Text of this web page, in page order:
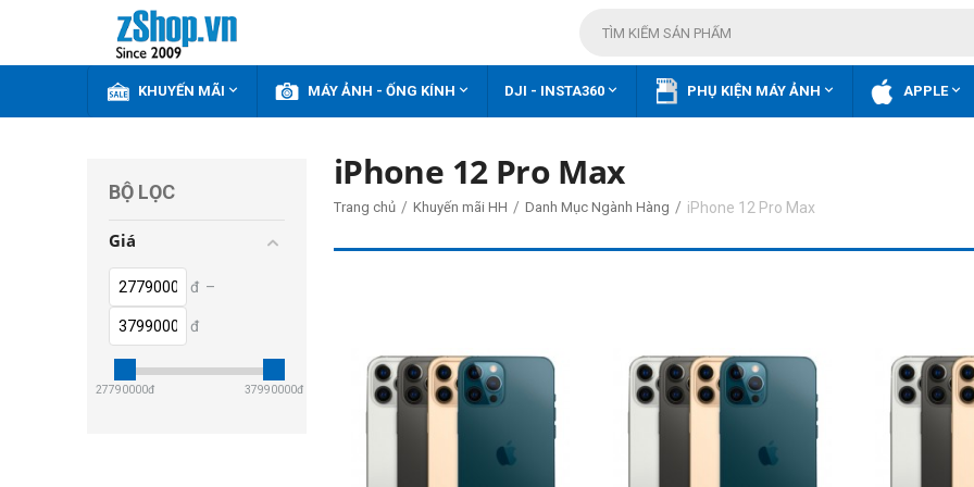
KHUYẾN MÃI  MÁY ẢNH - ỐNG KÍNH  DJI - INSTA360  PHỤ KIỆN MÁY ẢNH  APPLE
BỘ LỌC
Giá
đ –
đ
27790000đ 37990000đ
iPhone 12 Pro Max
Trang chủ / Khuyến mãi HH / Danh Mục Ngành Hàng / iPhone 12 Pro Max